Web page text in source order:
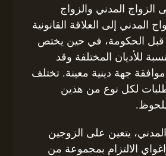
المدني والزواج
المدني إلى العلاقة القانونية
قبل الحكومة، في حين يختص
للأديان المختلفة وقد
جهة دينية معينة. تختلف
لكل نوع من هذين
يتعين على الزوجين
الالتزام بمجموعة من